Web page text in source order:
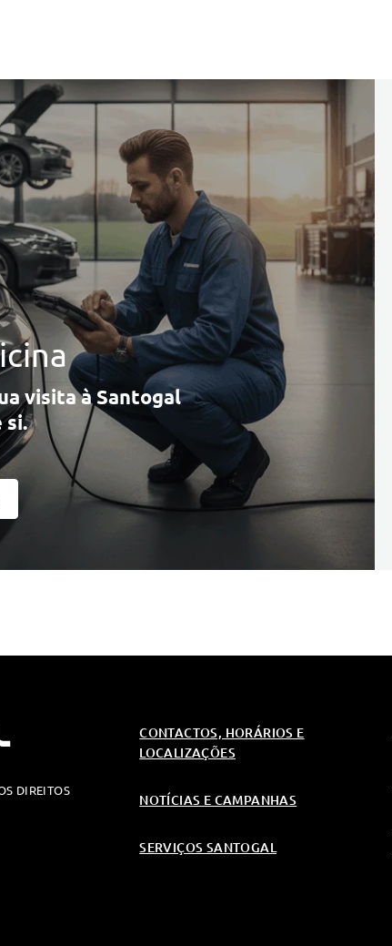
visita à Santogal
si.
DIREITOS
CONTACTOS, HORÁRIOS E
LOCALIZAÇÕES
NOTÍCIAS E CAMPANHAS
SERVIÇOS SANTOGAL